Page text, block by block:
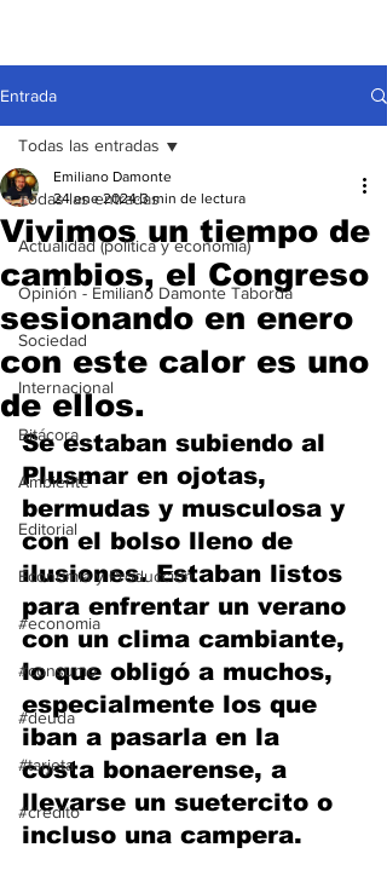
Entrada
Todas las entradas
Actualidad (política y economía)
Opinión - Emiliano Damonte Taborda
Sociedad
Internacional
Bitácora
Ambiente
Editorial
Economía y Producción
#economia
#consumo
#deuda
#tarjeta
#credito
Todas las entradas
Vivimos un tiempo de
cambios, el Congreso
sesionando en enero
con este calor es uno
de ellos.
Emiliano Damonte
24 ene 2024 3 min de lectura
Se estaban subiendo al
Plusmar en ojotas,
bermudas y musculosa y
con el bolso lleno de
ilusiones. Estaban listos
para enfrentar un verano
con un clima cambiante,
lo que obligó a muchos,
especialmente los que
iban a pasarla en la
costa bonaerense, a
llevarse un suetercito o
incluso una campera.